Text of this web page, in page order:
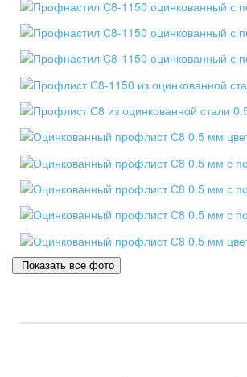
Показать все фото